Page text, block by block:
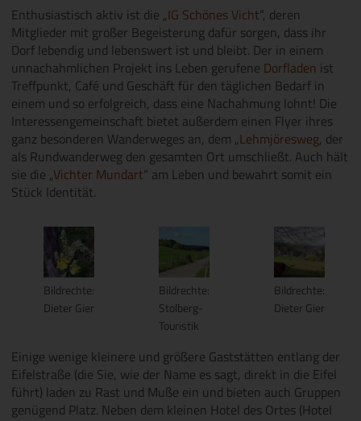
Enthusiastisch aktiv ist die „IG Schönes Vicht“, deren
Mitglieder mit großer Begeisterung dafür sorgen, dass ihr
Dorf lebendig und lebenswert ist und bleibt. Der in einem
unnachahmlichen Projekt ins Leben gerufene Dorfladen ist
Treffpunkt, Café und Geschäft für den täglichen Bedarf in
einem und so erfolgreich, dass eine Nachahmung lohnt! Die
Interessengemeinschaft bietet außerdem einen Flyer ihres
ganz besonderen Wanderweges an, dem „Lehmjöresweg, der
als Rundwanderweg den gesamten Ort umschließt. Auch hält
sie die „Vichter Mundart“ am Leben und bewahrt somit ein
Stück Identität.
Bildrechte:
Dieter Gier
Bildrechte:
Stolberg-
Touristik
Bildrechte:
Dieter Gier
Einige wenige kleinere und größere Gaststätten entlang der
Eifelstraße (die Sie, wie der Name es sagt, direkt in die Eifel
führt) laden zu Rast und Muße ein und bieten auch Gruppen
genügend Platz. Neben dem kleinen Hotel des Ortes (Hotel